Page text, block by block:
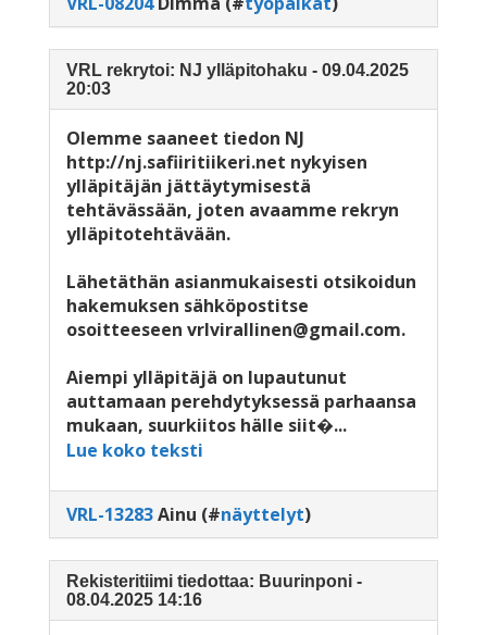
VRL rekrytoi: NJ ylläpitohaku - 09.04.2025
20:03
Olemme saaneet tiedon NJ
http://nj.safiiritiikeri.net nykyisen
ylläpitäjän jättäytymisestä
tehtävässään, joten avaamme rekryn
ylläpitotehtävään.
Lähetäthän asianmukaisesti otsikoidun
hakemuksen sähköpostitse
osoitteeseen vrlvirallinen@gmail.com.
Aiempi ylläpitäjä on lupautunut
auttamaan perehdytyksessä parhaansa
mukaan, suurkiitos hälle siit�...
Lue koko teksti
VRL-13283Ainu (#näyttelyt)
Rekisteritiimi tiedottaa: Buurinponi -
08.04.2025 14:16